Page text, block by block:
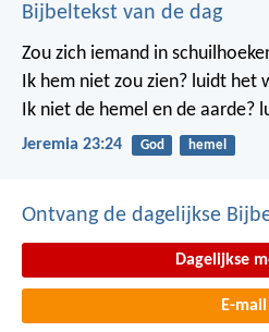
Bijbeltekst van de dag
Zou zich iemand in
Ik hem niet zou zien? luidt het
Ik niet de hemel en de aarde?
Jeremia 23:24 God hemel
Ontvang de dagelijkse
Dagelijkse
E-mail